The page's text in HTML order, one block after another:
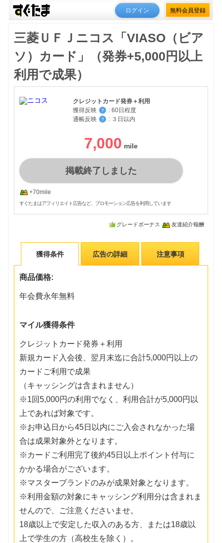
ログイン 無料会員登録
三菱ＵＦＪニコス「VIASO（ビア
ソ）カード」（発券+5,000円以上
利用で成果）
クレジットカード発券＋利用
獲得反映
？ : 60日程度
通帳反映
？ : ３日以内
7,000
掲載終了しました
+70mile
すぐたまはアフィリエイト広告など、プロモーション広告を利用しています
グレードボーナス 友達紹介報酬
獲得条件 広告の詳細 注意事項
商品価格:
年会費永年無料
マイル獲得条件
クレジットカード発券＋利用
新規カード入会後、翌月末迄に合計5,000円以上の
カードご利用で成果
（キャッシングは含まれません）
※1回5,000円の利用でなく、利用合計が5,000円以
上であれば対象です。
※お申込日から45日以内にご入会されなかった場
合は成果対象外となります。
※カードご利用完了後約45日以上ポイント付与に
かかる場合がございます。
※マスターブランドのみが成果対象となります。
※利用金額の対象にキャッシング利用分は含まれま
せんので、ご注意くださいませ。
18歳以上で安定した収入のある方、または18歳以
上で学生の方（高校生を除く）。